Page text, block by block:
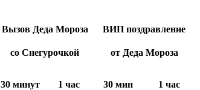
Вызов Деда Мороза
со Снегурочкой
ВИП поздравление
от Деда Мороза
30 минут 1 час 30 мин 1 час